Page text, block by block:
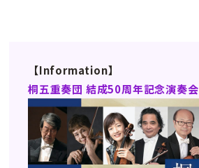
【Information】
桐五重奏団 結成50周年記念演奏会